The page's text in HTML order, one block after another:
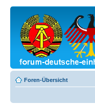
Foren-Übersicht